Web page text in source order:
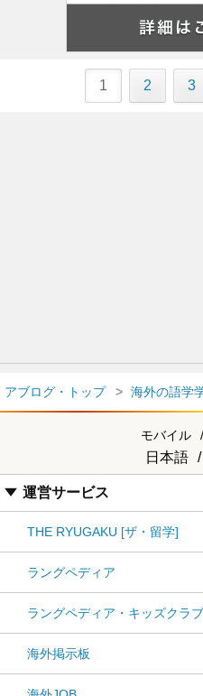
1 2 3
アブログ・トップ 海外の語学
モバイル /
日本語 /
運営サービス
THE RYUGAKU [ザ・留学]
ラングペディア
ラングペディア・キッズクラブ
海外掲示板